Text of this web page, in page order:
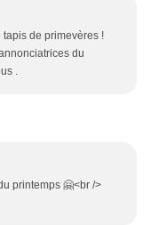
de primevères !
du
.
printemps 🤗<br />